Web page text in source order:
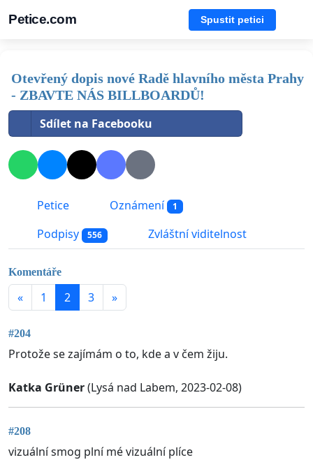
Petice.com Spustit petici
Otevřený dopis nové Radě hlavního města Prahy
- ZBAVTE NÁS BILLBOARDŮ!
Sdílet na Facebooku
Petice Oznámení 1
Podpisy 556 Zvláštní viditelnost
Komentáře
« 1 2 3 »
#204
Protože se zajímám o to, kde a v čem žiju.
Katka Grüner(Lysá nad Labem, 2023-02-08)
#208
vizuální smog plní mé vizuální plíce